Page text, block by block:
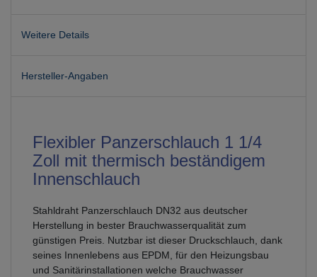
Weitere Details
Hersteller-Angaben
Flexibler Panzerschlauch 1 1/4
Zoll mit thermisch beständigem
Innenschlauch
Stahldraht Panzerschlauch DN32 aus deutscher
Herstellung in bester Brauchwasserqualität zum
günstigen Preis. Nutzbar ist dieser Druckschlauch, dank
seines Innenlebens aus EPDM, für den Heizungsbau
und Sanitärinstallationen welche Brauchwasser